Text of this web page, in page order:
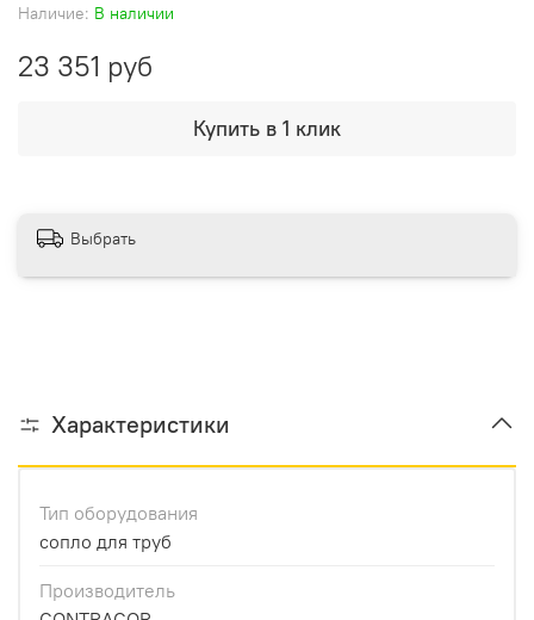
Наличие: В наличии
23 351 руб
Купить в 1 клик
Выбрать
Характеристики
Тип оборудования
сопло для труб
Производитель